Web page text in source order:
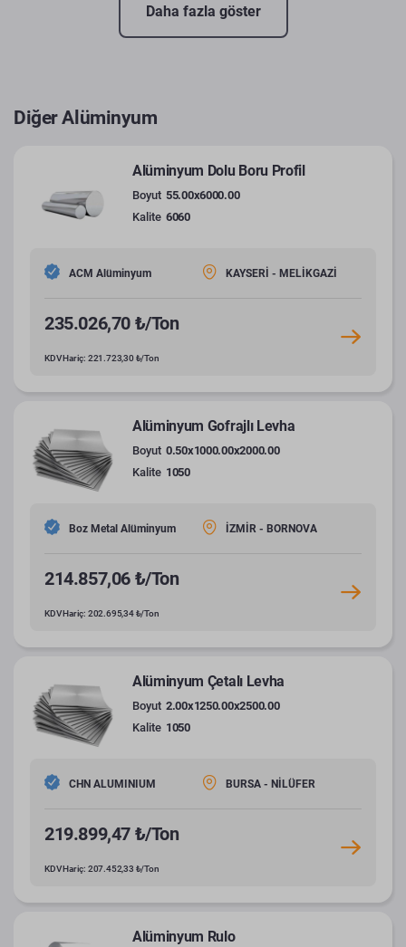
Daha fazla göster
Diğer Alüminyum
Alüminyum Dolu Boru Profil
Boyut 55.00x6000.00
Kalite 6060
ACM Alüminyum KAYSERİ - MELİKGAZİ
235.026,70 ₺/Ton
KDV Hariç: 221.723,30 ₺/Ton
Alüminyum Gofrajlı Levha
Boyut 0.50x1000.00x2000.00
Kalite 1050
Boz Metal Alüminyum İZMİR - BORNOVA
214.857,06 ₺/Ton
KDV Hariç: 202.695,34 ₺/Ton
Alüminyum Çetalı Levha
Boyut 2.00x1250.00x2500.00
Kalite 1050
CHN ALUMINIUM BURSA - NİLÜFER
219.899,47 ₺/Ton
KDV Hariç: 207.452,33 ₺/Ton
Alüminyum Rulo